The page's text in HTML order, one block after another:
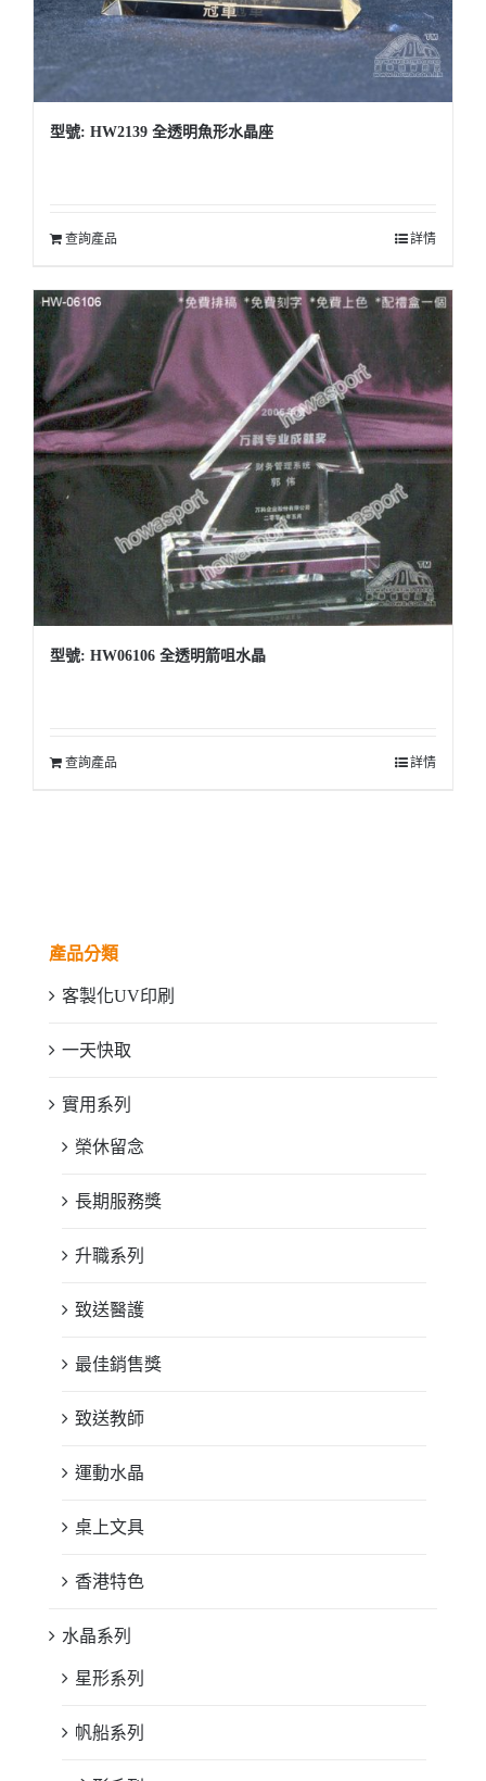
型號: HW2139 全透明魚形水晶座
查詢產品 詳情
型號: HW06106 全透明箭咀水晶
查詢產品 詳情
產品分類
客製化UV印刷
一天快取
實用系列
榮休留念
長期服務獎
升職系列
致送醫護
最佳銷售獎
致送教師
運動水晶
桌上文具
香港特色
水晶系列
星形系列
帆船系列